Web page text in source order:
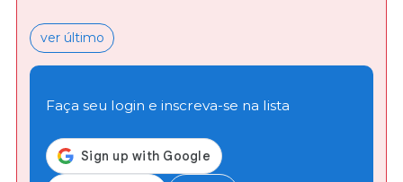
ver último
Faça seu login e inscreva-se na lista